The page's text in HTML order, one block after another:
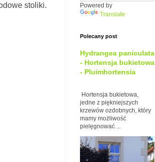
stoliki.
Powered by
Translate
Polecany post
Hydrangea paniculata
- Hortensja bukietowa
- Pluimhortensia
Hortensja bukietowa,
jedne z piękniejszych
krzewów ozdobnych, który
mamy możliwość
pielęgnować ...